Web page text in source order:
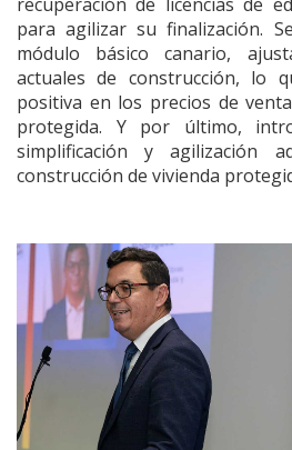
para agilizar su finalización.
módulo básico canario,
actuales de construcción, lo
positiva en los precios de
protegida. Y por último,
simplificación y agilización
construcción de vivienda